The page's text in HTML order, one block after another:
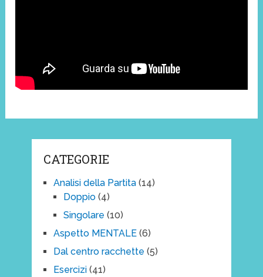
CATEGORIE
Analisi della Partita(14)
Doppio(4)
Singolare (10)
Aspetto MENTALE(6)
Dal centro racchette (5)
Esercizi(41)